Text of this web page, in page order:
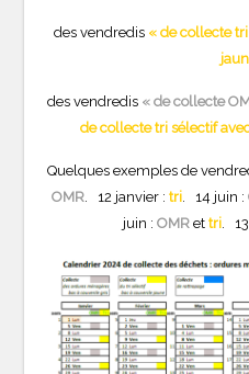
des vendredis « de collecte
des vendredis « de collecte
de collecte tri sélectif
Quelques exemples de
OMR. 12 janvier : tri. 14 juin :
juin : OMR et tri. 13